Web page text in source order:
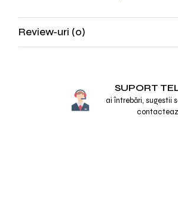
Review-uri (0)
SUPORT
ai întrebări, sugestii